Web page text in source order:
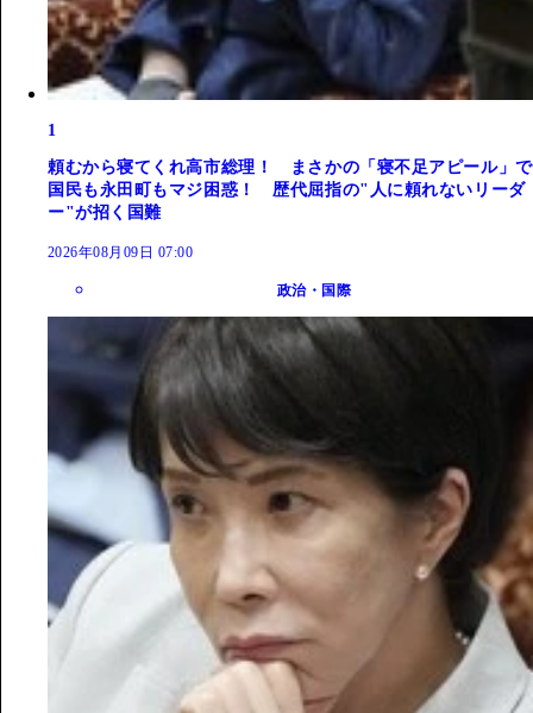
1
頼むから寝てくれ高市総理！ まさかの「寝不足アピール」で
国民も永田町もマジ困惑！ 歴代屈指の"人に頼れないリーダ
ー"が招く国難
2026年08月09日 07:00
政治・国際